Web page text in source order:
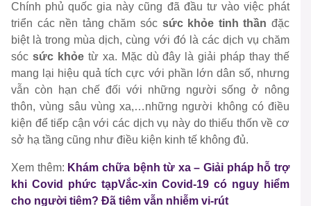
Chính phủ quốc gia này cũng đã đầu tư vào việc phát
triển các nền tảng chăm sóc sức khỏe tinh thần đặc
biệt là trong mùa dịch, cùng với đó là các dịch vụ chăm
sóc sức khỏetừ xa. Mặc dù đây là giải pháp thay thế
mang lại hiệu quả tích cực với phần lớn dân số, nhưng
vẫn còn hạn chế đối với những người sống ở nông
thôn, vùng sâu vùng xa,…những người không có điều
kiện để tiếp cận với các dịch vụ này do thiếu thốn về cơ
sở hạ tầng cũng như điều kiện kinh tế không đủ.
Xem thêm: Khám chữa bệnh từ xa – Giải pháp hỗ trợ
khi Covid phức tạpVắc-xin Covid-19 có nguy hiểm
cho người tiêm? Đã tiêm vẫn nhiễm vi-rút